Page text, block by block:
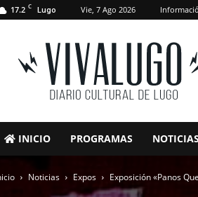
17.2 C Lugo Vie, 7 Ago 2026
VivaLugo
INICIO PROGRAMAS NOTICIAS
Noticias Expos Exposición «Panos